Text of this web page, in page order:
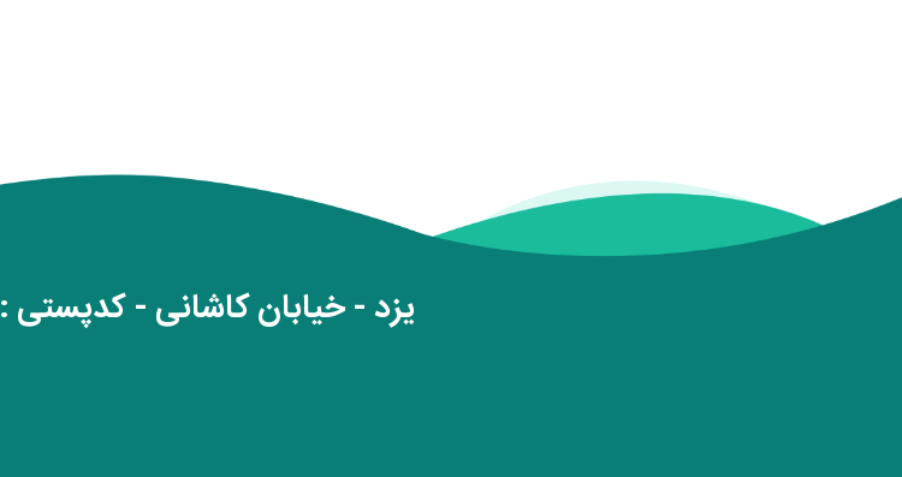
یزد - خیابان کاشانی - کدپستی : 35796-89156